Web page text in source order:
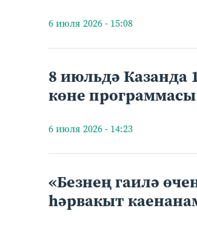
6 июля 2026 - 15:08
8 июльдә Казанда
көне
6 июля 2026 - 14:23
«Безнең гаилә
һәрвакыт